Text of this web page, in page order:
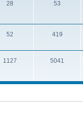
28 53
52 419
1127 5041